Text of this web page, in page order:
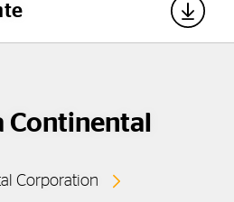
Continental
Corporation